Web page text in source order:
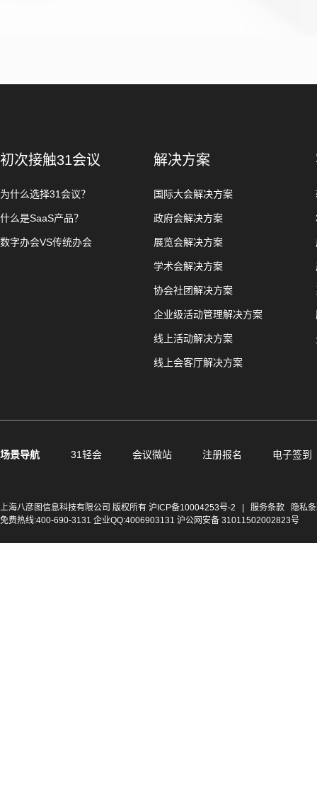
初次接触31会议
为什么选择31会议？
什么是SaaS产品？
数字办会VS传统办会
解决方案
国际大会解决方案
政府会解决方案
展览会解决方案
学术会解决方案
协会社团解决方案
企业级活动管理解决方案
线上活动解决方案
线上会客厅解决方案
场景导航 31轻会 会议微站 注册报名 电子签到
上海八彦图信息科技有限公司 版权所有 沪ICP备10004253号-2 服务条款
隐私
免费热线:400-690-3131 企业QQ:4006903131 沪公网安备 31011502002823号